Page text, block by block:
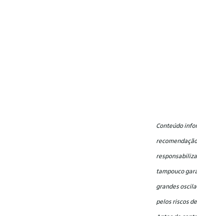
Conteúdo
tampouco
grandes
pelos riscos